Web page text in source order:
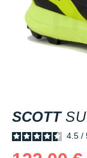
SCOTT
4.5 /